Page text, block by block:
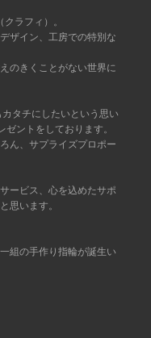
ラフィ）。
ザイン、工房での特別な
のきくことがない世界に
タチにしたいという思い
ントをしております。
ん、サプライズプロポー
ービス、心を込めたサポ
思います。
組の手作り指輪が誕生い